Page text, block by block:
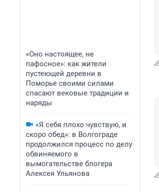
«Оно настоящее, не
пафосное»: как жители
пустеющей деревни в
Поморье своими силами
спасают вековые традиции и
наряды
«Я себя плохо чувствую, и
скоро обед»: в Волгограде
продолжился процесс по делу
обвиняемого в
вымогательстве блогера
Алексея Ульянова